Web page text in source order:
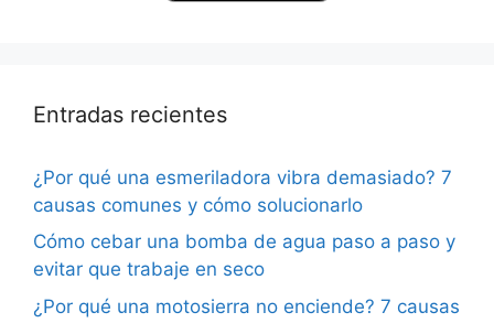
Entradas recientes
¿Por qué una esmeriladora vibra demasiado? 7
causas comunes y cómo solucionarlo
Cómo cebar una bomba de agua paso a paso y
evitar que trabaje en seco
¿Por qué una motosierra no enciende? 7 causas